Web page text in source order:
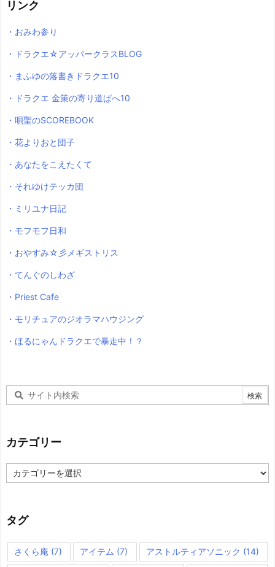
リンク
・おみわ参り
・ドラクエ☆アッパークラスBLOG
・まふゆの落書きドラクエ10
・ドラクエ 金策の寄り道ぱへ10
・唄聖のSCOREBOOK
・花よりおと団子
・あなたをこえたくて
・それゆけテッカ団
・ミリユナ日記
・モフモフ日和
・おやすみ☆彡メギストリス
・てんぐのしわざ
・Priest Cafe
・モリチュアのジオラマハウジング
・ほるにゃんドラクエで暴走中！？
カテゴリー
テ
ー
タグ
さくら庵 (7) アイテム (7) アストルティアソニック (14)